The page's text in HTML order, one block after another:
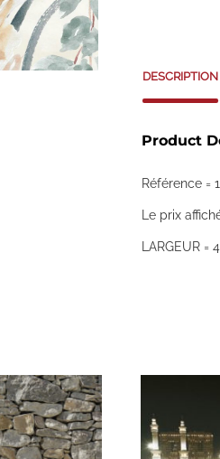
DESCRIPTION
Product
Référence =
Le prix
LARGEUR